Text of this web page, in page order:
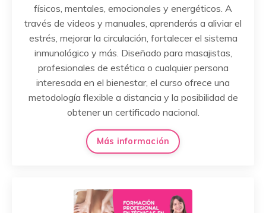
físicos, mentales, emocionales y energéticos. A
través de videos y manuales, aprenderás a aliviar el
estrés, mejorar la circulación, fortalecer el sistema
inmunológico y más. Diseñado para masajistas,
profesionales de estética o cualquier persona
interesada en el bienestar, el curso ofrece una
metodología flexible a distancia y la posibilidad de
obtener un certificado nacional.
Más información